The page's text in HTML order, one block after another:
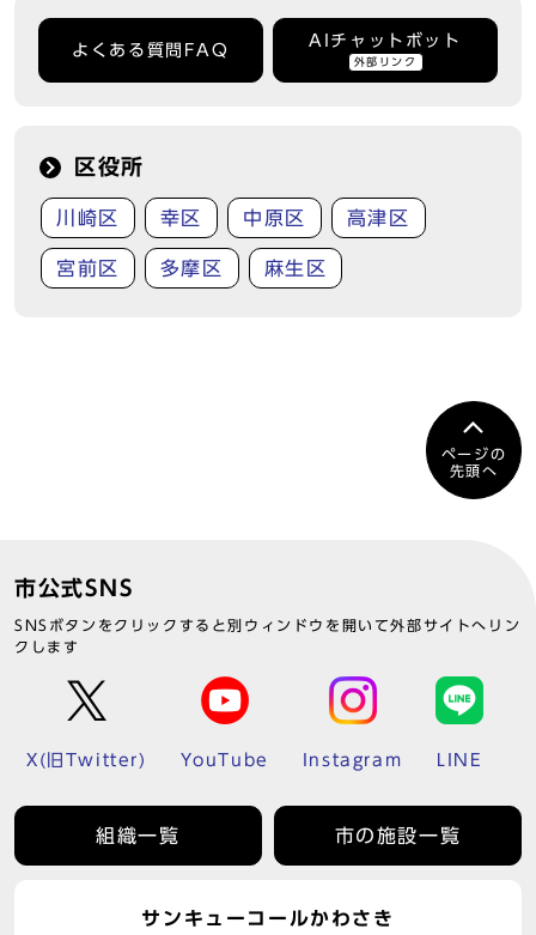
よくある質問FAQ
AIチャットボット
外部リンク
区役所
川崎区 幸区 中原区 高津区
宮前区 多摩区 麻生区
ページの
先頭へ
市公式SNS
SNSボタンをクリックすると別ウィンドウを開いて外部サイトへリン
クします
X(旧Twitter) YouTube Instagram LINE
組織一覧 市の施設一覧
サンキューコールかわさき